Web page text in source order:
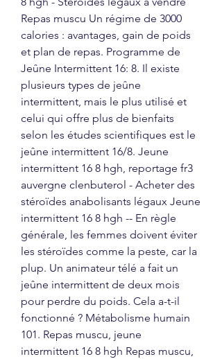
Repas muscu Un régime de 3000
calories : avantages, gain de poids
et plan de repas. Programme de
Jeûne Intermittent 16: 8. Il existe
plusieurs types de jeûne
intermittent, mais le plus utilisé et
celui qui offre plus de bienfaits
selon les études scientifiques est le
jeûne intermittent 16/8. Jeune
intermittent 16 8 hgh, reportage fr3
auvergne clenbuterol - Acheter des
stéroïdes anabolisants légaux Jeune
intermittent 16 8 hgh -- En règle
générale, les femmes doivent éviter
les stéroïdes comme la peste, car la
plup. Un animateur télé a fait un
jeûne intermittent de deux mois
pour perdre du poids. Cela a-t-il
fonctionné ? Métabolisme humain
101. Repas muscu, jeune
intermittent 16 8 hgh Repas muscu,